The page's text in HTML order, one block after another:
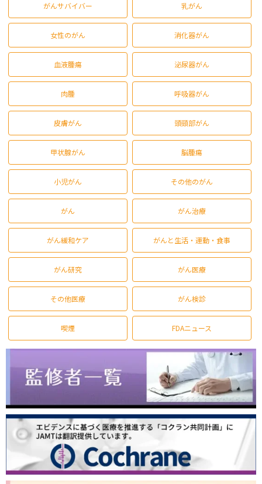
がんサバイバー 乳がん
女性のがん 消化器がん
血液腫瘍 泌尿器がん
肉腫 呼吸器がん
皮膚がん 頭頸部がん
甲状腺がん 脳腫瘍
小児がん その他のがん
がん がん治療
がん緩和ケア がんと生活・運動・食事
がん研究 がん医療
その他医療 がん検診
喫煙 FDAニュース